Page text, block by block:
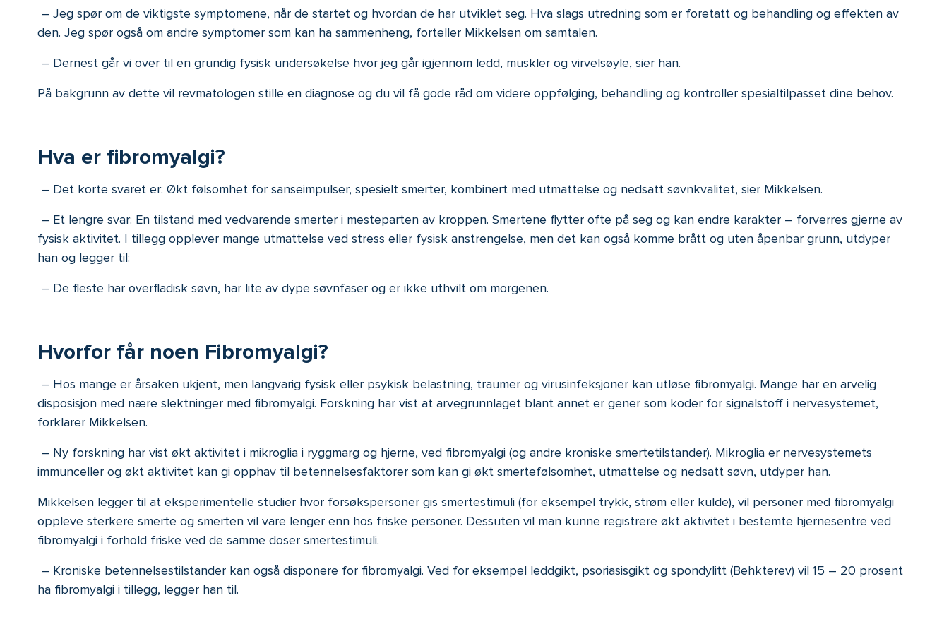
– Jeg spør om de viktigste symptomene, når de startet og hvordan de har utviklet seg. Hva slags utredning som er foretatt og behandling og effekten av
den. Jeg spør også om andre symptomer som kan ha sammenheng, forteller Mikkelsen om samtalen.
– Dernest går vi over til en grundig fysisk undersøkelse hvor jeg går igjennom ledd, muskler og virvelsøyle, sier han.
På bakgrunn av dette vil revmatologen stille en diagnose og du vil få gode råd om videre oppfølging, behandling og kontroller spesialtilpasset dine behov.
Hva er fibromyalgi?
– Det korte svaret er: Økt følsomhet for sanseimpulser, spesielt smerter, kombinert med utmattelse og nedsatt søvnkvalitet, sier Mikkelsen.
– Et lengre svar: En tilstand med vedvarende smerter i mesteparten av kroppen. Smertene flytter ofte på seg og kan endre karakter – forverres gjerne av
fysisk aktivitet. I tillegg opplever mange utmattelse ved stress eller fysisk anstrengelse, men det kan også komme brått og uten åpenbar grunn, utdyper
han og legger til:
– De fleste har overfladisk søvn, har lite av dype søvnfaser og er ikke uthvilt om morgenen.
Hvorfor får noen Fibromyalgi?
– Hos mange er årsaken ukjent, men langvarig fysisk eller psykisk belastning, traumer og virusinfeksjoner kan utløse fibromyalgi. Mange har en arvelig
disposisjon med nære slektninger med fibromyalgi. Forskning har vist at arvegrunnlaget blant annet er gener som koder for signalstoff i nervesystemet,
forklarer Mikkelsen.
– Ny forskning har vist økt aktivitet i mikroglia i ryggmarg og hjerne, ved fibromyalgi (og andre kroniske smertetilstander). Mikroglia er nervesystemets
immunceller og økt aktivitet kan gi opphav til betennelsesfaktorer som kan gi økt smertefølsomhet, utmattelse og nedsatt søvn, utdyper han.
Mikkelsen legger til at eksperimentelle studier hvor forsøkspersoner gis smertestimuli (for eksempel trykk, strøm eller kulde), vil personer med fibromyalgi
oppleve sterkere smerte og smerten vil vare lenger enn hos friske personer. Dessuten vil man kunne registrere økt aktivitet i bestemte hjernesentre ved
fibromyalgi i forhold friske ved de samme doser smertestimuli.
– Kroniske betennelsestilstander kan også disponere for fibromyalgi. Ved for eksempel leddgikt, psoriasisgikt og spondylitt (Behkterev) vil 15 – 20 prosent
ha fibromyalgi i tillegg, legger han til.